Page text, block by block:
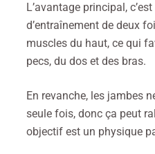
L’avantage principal,
d’entraînement de deux
muscles du haut, ce qui
pecs, du dos et des bras.
En revanche, les jambes
seule fois, donc ça peut
objectif est un physique